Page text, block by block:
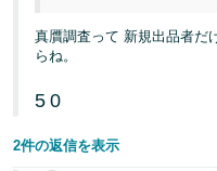
真贋調査って 新規出品者だ
らね。
5 0
2件の返信を表示